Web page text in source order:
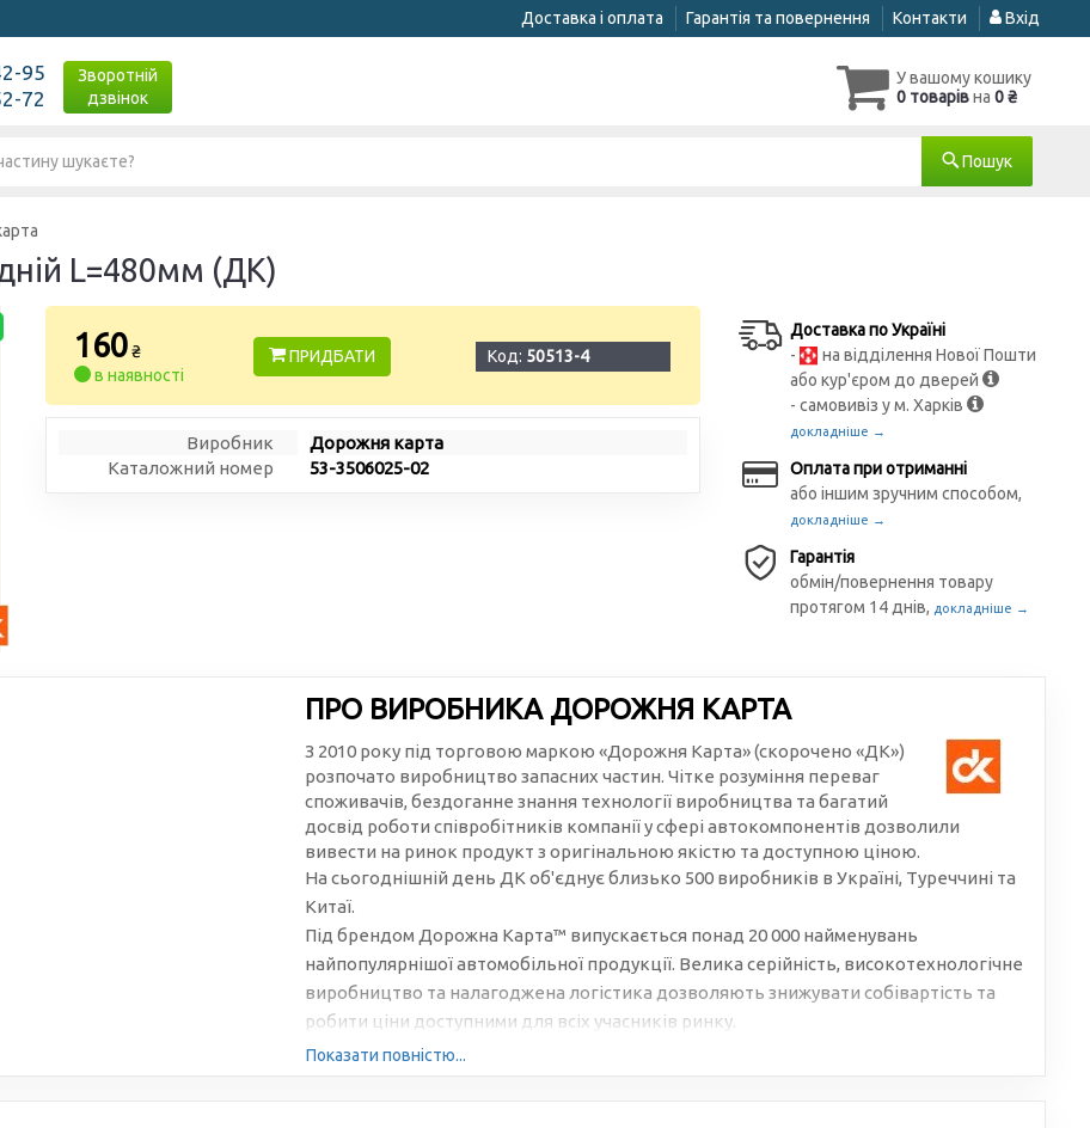
Доставка і оплата Гарантія та повернення Контакти Вхід
95
72
Зворотній
дзвінок
У вашому кошику
0 товарівна 0 ₴
Пошук
L=480мм (ДК)
160 ₴
в наявності
ПРИДБАТИ Код: 50513-4
Виробник
Дорожня карта
Каталожний номер
53-3506025-02
Доставка по Україні
-
на відділення Нової Пошти
або кур'єром до дверей
- самовивіз у м. Харків
докладніше →
Оплата при отриманні
або іншим зручним способом,
докладніше →
Гарантія
обмін/повернення товару
протягом 14 днів, докладніше →
ПРО ВИРОБНИКА ДОРОЖНЯ КАРТА
З 2010 року під торговою маркою «Дорожня Карта» (скорочено «ДК»)
розпочато виробництво запасних частин. Чітке розуміння переваг
споживачів, бездоганне знання технології виробництва та багатий
досвід роботи співробітників компанії у сфері автокомпонентів дозволили
вивести на ринок продукт з оригінальною якістю та доступною ціною.
На сьогоднішній день ДК об'єднує близько 500 виробників в Україні, Туреччині та
Китаї.
Під брендом Дорожна Карта™ випускається понад 20 000 найменувань
найпопулярнішої автомобільної продукції. Велика серійність, високотехнологічне
виробництво та налагоджена логістика дозволяють знижувати собівартість та
робити ціни доступними для всіх учасників ринку.
Показати повністю...